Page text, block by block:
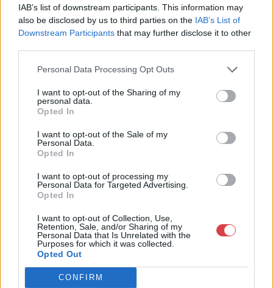
IAB’s list of downstream participants. This information may
also be disclosed by us to third parties on the IAB’s List of
Downstream Participants that may further disclose it to other
Personal Data Processing Opt Outs
I want to opt-out of the Sharing of my
personal data.
Opted In
I want to opt-out of the Sale of my
Personal Data.
Opted In
I want to opt-out of processing my
Personal Data for Targeted Advertising.
Opted In
I want to opt-out of Collection, Use,
Retention, Sale, and/or Sharing of my
Personal Data that Is Unrelated with the
Purposes for which it was collected.
Opted Out
CONFIRM
Weboldal:
http://www.mugyujtokhaza.hu
Bemutatkozás: 2013 nyarán nyitottuk meg Galériánkat
Budapesten, a II. kerületben. Célunk, hogy az eladók optimális
áron, gyorsan találjanak vevőt műtárgyaikra, az eladók pedig
rendszeresen tudják gazdagítani gyűjteményüket változatos
kínálatunkból. Ezért is rendezünk minden második héten,
szerda esténként online árverést! Kedd-től péntek-ig 11.00-este
18.00 óráig várjuk szeretettel az érdeklődőket.
GALÉRIA TOVÁBBI MŰTÁRGYAI
KAPCSOLÓDÓ MŰTÁRGYAK